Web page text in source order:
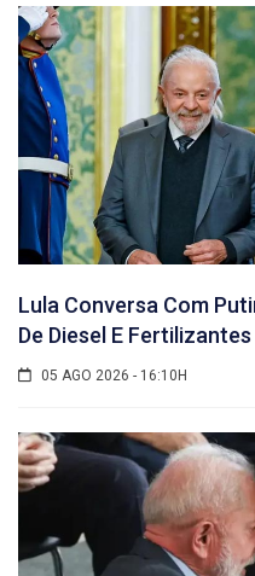
Lula Conversa Com
De Diesel E Fertilizantes
05 AGO 2026 - 16:10H